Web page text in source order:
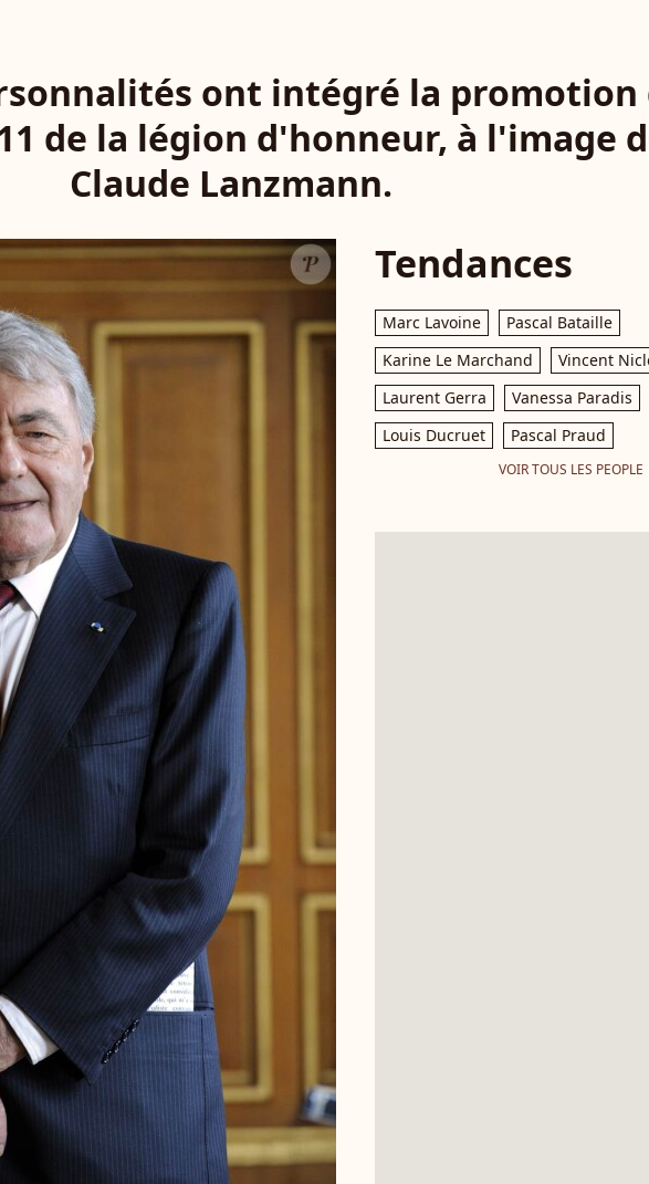
ont intégré la promotion
de la légion d'honneur, à l'image
Claude Lanzmann.
Tendances
Marc Lavoine
Pascal Bataille
Karine Le Marchand
Vincent
Laurent Gerra
Vanessa Paradis
Louis Ducruet
Pascal Praud
VOIR TOUS LES PEOPLE